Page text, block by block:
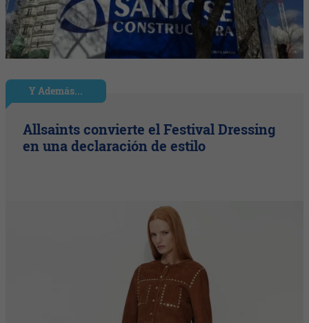
Y Además...
Allsaints convierte el Festival Dressing
en una declaración de estilo